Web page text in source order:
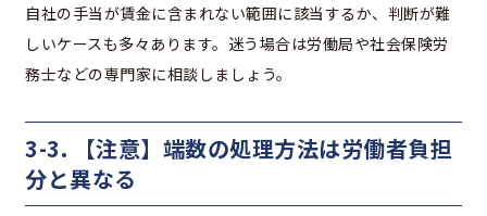
自社の手当が賃金に含まれない範囲に該当するか、判断が難
しいケースも多々あります。迷う場合は労働局や社会保険労
務士などの専門家に相談しましょう。
3-3. 【注意】端数の処理方法は労働者負担
分と異なる